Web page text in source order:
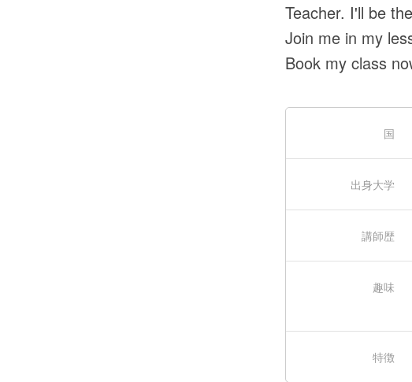
Teacher. I'll be
Join me in my
Book my class
国
出身大学
講師歴
趣味
特徴